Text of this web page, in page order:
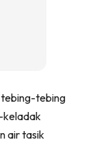
tebing-tebing
keladak
air tasik